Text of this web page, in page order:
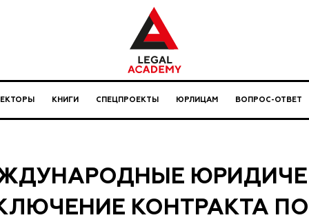
КНИГИ СПЕЦПРОЕКТЫ ЮРЛИЦАМ ВОПРОС-ОТВЕТ
КОНТРАКТА